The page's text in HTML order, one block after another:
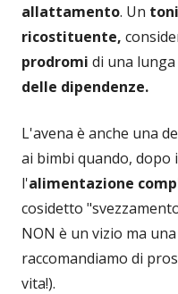
allattamento. Un
ricostituente,
prodromi di una
delle dipendenze.
L'avena è anche una
ai bimbi quando, dopo
l'alimentazione
cosidetto
NON è un vizio ma
raccomandiamo di
vita!).